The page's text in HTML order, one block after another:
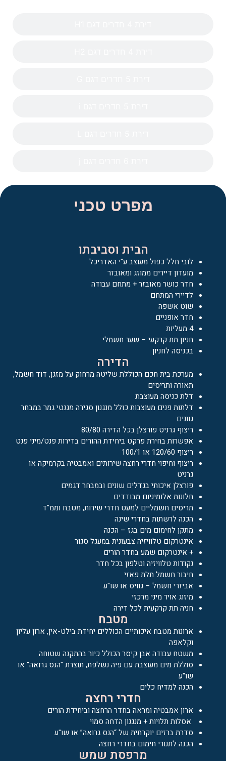
מפרט טכני
הבית וסביבתו
לובי חלל כפול מעוצב ע"י האדריכל
מועדון דיירים ממוזג ומאובזר
חדר כושר מאובזר + מתחם עבודה
לדיירי המתחם
שוט אשפה
חדר אופניים
חניון תת קרקעי – שער חשמלי
בכניסה לחניון
הדירה
מערכת בית חכם הכוללת שליטה מרחוק על מזגן, דוד חשמל,
תאורה ותריסים
דלת כניסה מעוצבת
דלתות פנים מעוצבות כולל מנגנון סגירה מגנטי גמר במבחר
גוונים
ריצוף גרניט פורצלן בכל הדירה 80/80
אפשרות בחירת פרקט ביחידת ההורים בדירות פנט/מיני פנט
ריצוף 120/60 או 100/1
ריצוף וחיפוי חדרי רחצה שירותים ואמבטיה בקרמיקה או
גרניט
פורצלן איכותי בגדלים שונים ובמבחר דגמים
חלונות אלומיניום מבודדים
תריסים חשמליים למעט חדרי שירות, מטבח וממ"ד
הכנה לרשתות בחדרי שינה
מתקן לחימום מים בגז – הכנה
אינטרקום טלוויזיה צבעונית במעגל סגור
+ אינטרקום שמע בחדר הורים
נקודות טלוויזיה וטלפון בכל חדר
חיבור חשמל תלת פאזי
אביזרי חשמל – גוויס או שו"ע
מיזוג אויר מיני מרכזי
חניה תת קרקעית לכל דירה
מטבח
ארונות מטבח איכותיים הכוללים יחידת בילט-אין, ארון עליון
וקלאפה
משטח עבודה אבן קיסר הכולל כיור בהתקנה שטוחה
סוללת מים מעוצבת עם פיה נשלפת, תוצרת "הנס גרואה" או
שו"ע
הכנה למדיח כלים
חדרי רחצה
ארון אמבטיה ומראה בחדר הרחצה וביחידת הורים
אסלות תלויות + מנגנון הדחה סמוי
סדרת ברזים יוקרתית של “הנס גרואה” או שו"ע
הכנה לתנורי חימום בחדרי רחצה
מרפסת שמש